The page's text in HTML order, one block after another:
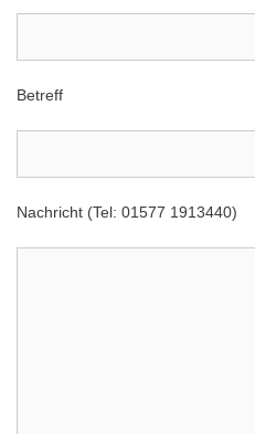
Betreff
Nachricht (Tel: 01577 1913440)